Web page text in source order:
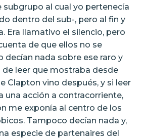
subgrupo al cual yo pertenecía
dentro del sub-, pero al fin y
Era llamativo el silencio, pero
de que ellos no se
decían nada sobre ese raro y
leer que mostraba desde
Clapton vino después, y si leer
una acción a contracorriente,
me exponía al centro de los
Tampoco decían nada y,
especie de partenaires del